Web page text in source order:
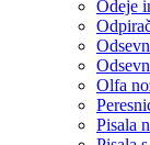
Odeje
Olfa
Pisala